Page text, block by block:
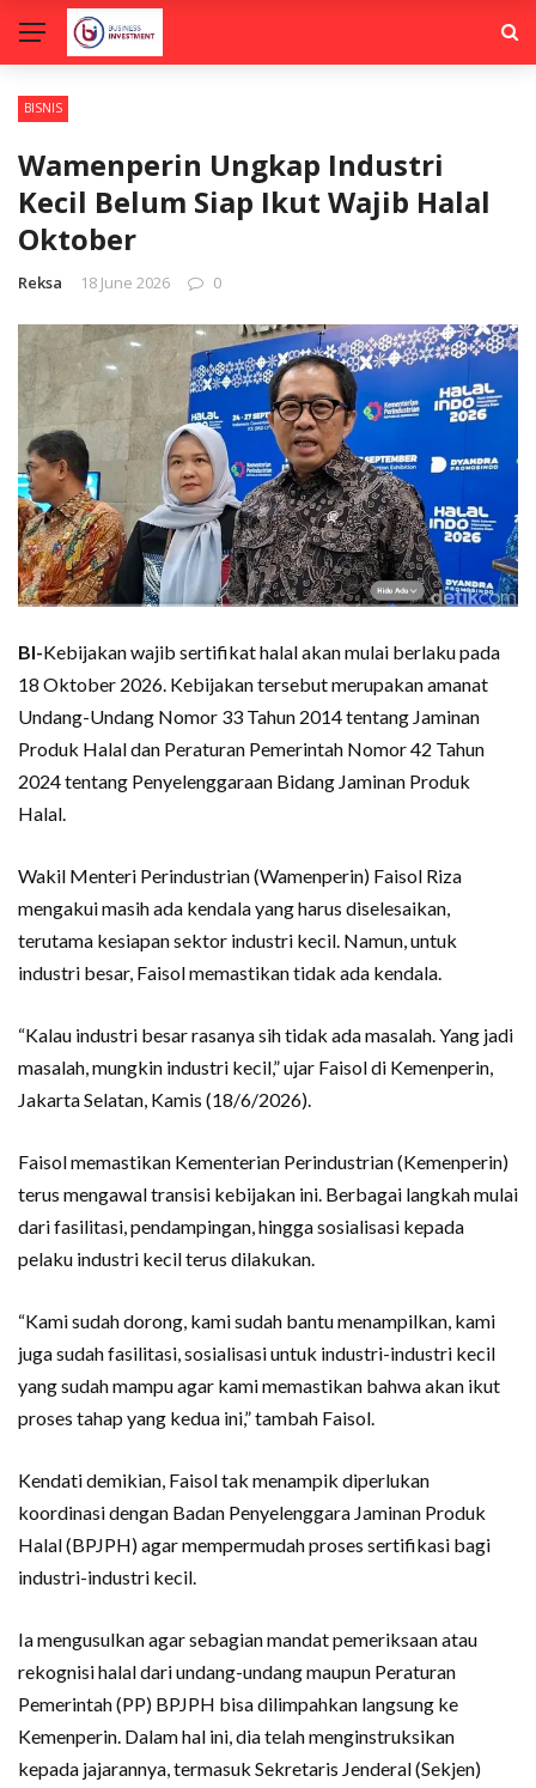
BISNIS
Wamenperin Ungkap Industri
Kecil Belum Siap Ikut Wajib Halal
Oktober
Reksa 18 June 2026 0
BI-Kebijakan wajib sertifikat halal akan mulai berlaku pada
18 Oktober 2026. Kebijakan tersebut merupakan amanat
Undang-Undang Nomor 33 Tahun 2014 tentang Jaminan
Produk Halal dan Peraturan Pemerintah Nomor 42 Tahun
2024 tentang Penyelenggaraan Bidang Jaminan Produk
Halal.
Wakil Menteri Perindustrian (Wamenperin) Faisol Riza
mengakui masih ada kendala yang harus diselesaikan,
terutama kesiapan sektor industri kecil. Namun, untuk
industri besar, Faisol memastikan tidak ada kendala.
“Kalau industri besar rasanya sih tidak ada masalah. Yang jadi
masalah, mungkin industri kecil,” ujar Faisol di Kemenperin,
Jakarta Selatan, Kamis (18/6/2026).
Faisol memastikan Kementerian Perindustrian (Kemenperin)
terus mengawal transisi kebijakan ini. Berbagai langkah mulai
dari fasilitasi, pendampingan, hingga sosialisasi kepada
pelaku industri kecil terus dilakukan.
“Kami sudah dorong, kami sudah bantu menampilkan, kami
juga sudah fasilitasi, sosialisasi untuk industri-industri kecil
yang sudah mampu agar kami memastikan bahwa akan ikut
proses tahap yang kedua ini,” tambah Faisol.
Kendati demikian, Faisol tak menampik diperlukan
koordinasi dengan Badan Penyelenggara Jaminan Produk
Halal (BPJPH) agar mempermudah proses sertifikasi bagi
industri-industri kecil.
Ia mengusulkan agar sebagian mandat pemeriksaan atau
rekognisi halal dari undang-undang maupun Peraturan
Pemerintah (PP) BPJPH bisa dilimpahkan langsung ke
Kemenperin. Dalam hal ini, dia telah menginstruksikan
kepada jajarannya, termasuk Sekretaris Jenderal (Sekjen)